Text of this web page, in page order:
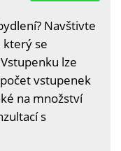
Navštivte
který se
lze
vstupenek
na množství
s